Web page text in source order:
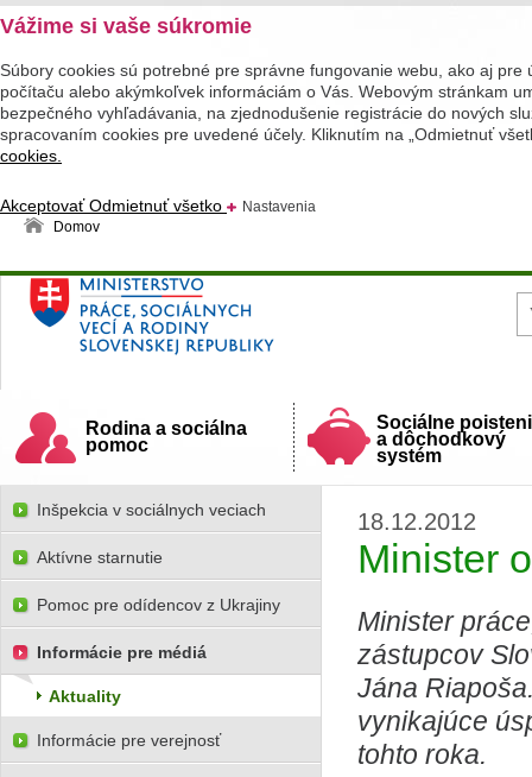
Vážime si vaše súkromie
Súbory cookies sú potrebné pre správne fungovanie webu, ako aj
počítaču alebo akýmkoľvek informáciám o Vás. Webovým stránkam
bezpečného vyhľadávania, na zjednodušenie registrácie do nových
spracovaním cookies pre uvedené účely. Kliknutím na „Odmietnuť
cookies.
AkceptovaťOdmietnuť všetko
Nastavenia
Domov
Ministerstvo práce, sociálnych vecí a rodiny
Slovenskej republiky
Rodina a sociálna
pomoc
Sociálne
a dôchodkový
systém
18.12.2012
Minister
Minister
zástupcov
Jána
vynikajúce
tohto roka.
Inšpekcia v sociálnych veciach
Aktívne starnutie
Pomoc pre odídencov z Ukrajiny
Informácie pre médiá
Aktuality
Informácie pre verejnosť